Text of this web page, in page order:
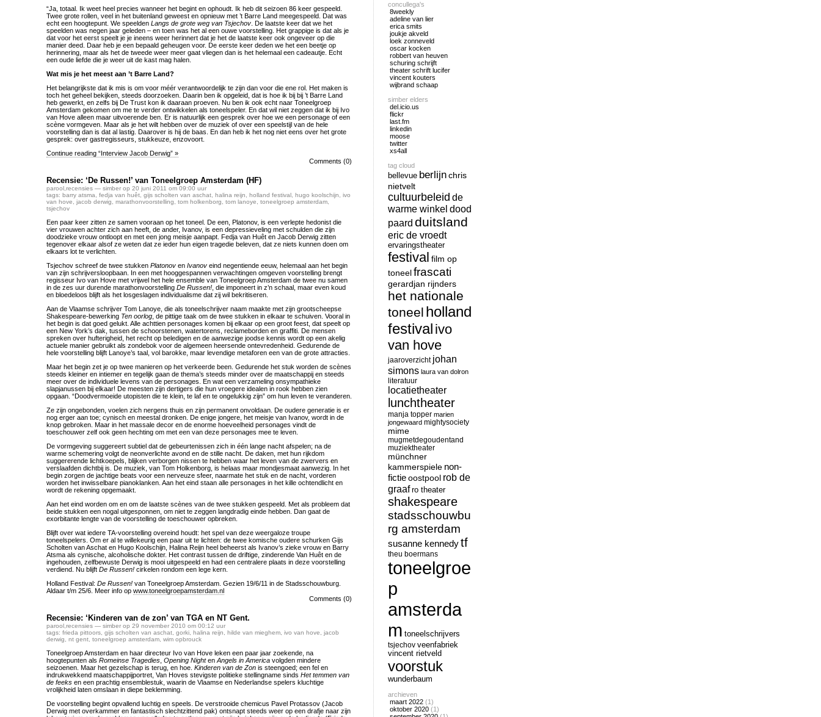
“Ja, totaal. Ik weet heel precies wanneer het begint en ophoudt. Ik heb dit seizoen 86 keer gespeeld.
Twee grote rollen, veel in het buitenland geweest en opnieuw met ’t Barre Land meegespeeld. Dat was
echt een hoogtepunt. We speelden Langs de grote weg van Tsjechov . De laatste keer dat we het
speelden was negen jaar geleden – en toen was het al een ouwe voorstelling. Het grappige is dat als je
dat voor het eerst speelt je je ineens weer herinnert dat je het de laatste keer ook ongeveer op die
manier deed. Daar heb je een bepaald geheugen voor. De eerste keer deden we het een beetje op
herinnering, maar als het de tweede weer meer gaat vliegen dan is het helemaal een cadeautje. Echt
een oude liefde die je weer uit de kast mag halen.
Wat mis je het meest aan ’t Barre Land?
Het belangrijkste dat ik mis is om voor méér verantwoordelijk te zijn dan voor die ene rol. Het maken is
toch het geheel bekijken, steeds doorzoeken. Daarin ben ik opgeleid, dat is hoe ik bij bij ’t Barre Land
heb gewerkt, en zelfs bij De Trust kon ik daaraan proeven. Nu ben ik ook echt naar Toneelgroep
Amsterdam gekomen om me te verder ontwikkelen als toneelspeler. En dat wil niet zeggen dat ik bij Ivo
van Hove alleen maar uitvoerende ben. Er is natuurlijk een gesprek over hoe we een personage of een
scène vormgeven. Maar als je het wilt hebben over de muziek of over een speelstijl van de hele
voorstelling dan is dat al lastig. Daarover is hij de baas. En dan heb ik het nog niet eens over het grote
gesprek: over gastregisseurs, stukkeuze, enzovoort.
Continue reading “Interview Jacob Derwig” »
Comments (0)
Recensie: ‘De Russen!’ van Toneelgroep Amsterdam (HF)
parool recensies — simber op 20 juni 2011 om 09:00 uur
tags: barry atsma fedja van huêt gijs scholten van aschat halina reijn holland festival hugo koolschijn
ivo
van hove
jacob derwig marathonvoorstelling tom holkenborg tom lanoye toneelgroep amsterdam
tsjechov
Een paar keer zitten ze samen vooraan op het toneel. De een, Platonov, is een verlepte hedonist die
vier vrouwen achter zich aan heeft, de ander, Ivanov, is een depressieveling met schulden die zijn
doodzieke vrouw ontloopt en met een jong meisje aanpapt. Fedja van Huêt en Jacob Derwig zitten
tegenover elkaar alsof ze weten dat ze ieder hun eigen tragedie beleven, dat ze niets kunnen doen om
elkaars lot te verlichten.
Tsjechov schreef de twee stukken Platonov en Ivanov eind negentiende eeuw, helemaal aan het begin
van zijn schrijversloopbaan. In een met hooggespannen verwachtingen omgeven voorstelling brengt
regisseur Ivo van Hove met vrijwel het hele ensemble van Toneelgroep Amsterdam de twee nu samen
in de zes uur durende marathonvoorstelling De Russen! , die imponeert in z’n schaal, maar even koud
en bloedeloos blijft als het losgeslagen individualisme dat zij wil bekritiseren.
Aan de Vlaamse schrijver Tom Lanoye, die als toneelschrijver naam maakte met zijn grootscheepse
Shakespeare-bewerking Ten oorlog , de pittige taak om de twee stukken in elkaar te schuiven. Vooral in
het begin is dat goed gelukt. Alle achttien personages komen bij elkaar op een groot feest, dat speelt op
een New York’s dak, tussen de schoorstenen, watertorens, reclameborden en graffiti. De mensen
spreken over hufterigheid, het recht op beledigen en de aanwezige joodse kennis wordt op een akelig
actuele manier gebruikt als zondebok voor de algemeen heersende ontevredenheid. Gedurende de
hele voorstelling blijft Lanoye’s taal, vol barokke, maar levendige metaforen een van de grote attracties.
Maar het begin zet je op twee manieren op het verkeerde been. Gedurende het stuk worden de scènes
steeds kleiner en intiemer en tegelijk gaan de thema’s steeds minder over de maatschappij en steeds
meer over de individuele levens van de personages. En wat een verzameling onsympathieke
slapjanussen bij elkaar! De meesten zijn dertigers die hun vroegere idealen in rook hebben zien
opgaan. “Doodvermoeide utopisten die te klein, te laf en te ongelukkig zijn” om hun leven te veranderen.
Ze zijn ongebonden, voelen zich nergens thuis en zijn permanent onvoldaan. De oudere generatie is er
nog erger aan toe; cynisch en meestal dronken. De enige jongere, het meisje van Ivanov, wordt in de
knop gebroken. Maar in het massale decor en de enorme hoeveelheid personages vindt de
toeschouwer zelf ook geen hechting om met een van deze personages mee te leven.
De vormgeving suggereert subtiel dat de gebeurtenissen zich in één lange nacht afspelen; na de
warme schemering volgt de neonverlichte avond en de stille nacht. De daken, met hun rijkdom
suggererende lichtkoepels, blijken verborgen nissen te hebben waar het leven van de zwervers en
verslaafden dichtbij is. De muziek, van Tom Holkenborg, is helaas maar mondjesmaat aanwezig. In het
begin zorgen de jachtige beats voor een nerveuze sfeer, naarmate het stuk en de nacht, vorderen
worden het inwisselbare pianoklanken. Aan het eind staan alle personages in het kille ochtendlicht en
wordt de rekening opgemaakt.
Aan het eind worden om en om de laatste scènes van de twee stukken gespeeld. Met als probleem dat
beide stukken een nogal uitgesponnen, om niet te zeggen langdradig einde hebben. Dan gaat de
exorbitante lengte van de voorstelling de toeschouwer opbreken.
Blijft over wat iedere TA-voorstelling overeind houdt: het spel van deze weergaloze troupe
toneelspelers. Om er al te willekeurig een paar uit te lichten: de twee komische oudere schurken Gijs
Scholten van Aschat en Hugo Koolschijn, Halina Reijn heel beheerst als Ivanov’s zieke vrouw en Barry
Atsma als cynische, alcoholische dokter. Het contrast tussen de driftige, zinderende Van Huêt en de
ingehouden, zelfbewuste Derwig is mooi uitgespeeld en had een centralere plaats in deze voorstelling
verdiend. Nu blijft De Russen! cirkelen rondom een lege kern.
Holland Festival: De Russen! van Toneelgroep Amsterdam. Gezien 19/6/11 in de Stadsschouwburg.
Aldaar t/m 25/6. Meer info op www.toneelgroepamsterdam.nl
Comments (0)
Recensie: ‘Kinderen van de zon’ van TGA en NT Gent.
parool recensies — simber op 29 november 2010 om 00:12 uur
tags: frieda pittoors gijs scholten van aschat gorki halina reijn hilde van mieghem ivo van hove
jacob
derwig
nt gent toneelgroep amsterdam wim opbrouck
Toneelgroep Amsterdam en haar directeur Ivo van Hove leken een paar jaar zoekende, na
hoogtepunten als Romeinse Tragedies Opening Nighten Angels in America volgden mindere
seizoenen. Maar het gezelschap is terug, en hoe. Kinderen van de Zon is steengoed; een fel en
indrukwekkend maatschappijportret, Van Hoves stevigste politieke stellingname sinds Het temmen van
de feeks en een prachtig ensemblestuk, waarin de Vlaamse en Nederlandse spelers kluchtige
vrolijkheid laten omslaan in diepe beklemming.
De voorstelling begint opvallend luchtig en speels. De verstrooide chemicus Pavel Protassov (Jacob
Derwig met overkammer en fantastisch slechtzittend pak) ontsnapt steeds weer op een drafje naar zijn
concullega's
8weekly
adeline van lier
erica smits
joukje akveld
loek zonneveld
oscar kocken
robbert van heuven
schuring schrijft
theater schrift lucifer
vincent kouters
wijbrand schaap
simber elders
del.icio.us
flickr
last.fm
linkedin
moose
twitter
xs4all
tag cloud
bellevue berlijnchris
nietvelt
cultuurbeleid de
warme winkel dood
paard duitsland
eric de vroedt
ervaringstheater
festival film op
toneelfrascati
gerardjan rijnders
het nationale
toneel holland
festival ivo
van hove
jaaroverzicht johan
simons laura van dolron
literatuur
locatietheater
lunchtheater
manja topper marien
jongewaard mightysociety
mime
mugmetdegoudentand
muziektheater
münchner
kammerspiele non-
fictieoostpool rob de
graaf ro theater
shakespeare
stadsschouwbu
rg amsterdam
susanne kennedytf
theu boermans
toneelgroe
p
amsterda
m toneelschrijvers
tsjechov veenfabriek
vincent rietveld
voorstuk
wunderbaum
archieven
maart 2022 (1)
oktober 2020 (1)